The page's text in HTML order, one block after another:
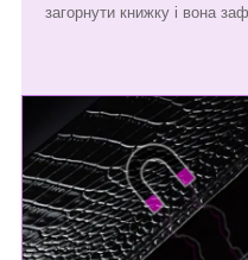
загорнути книжку і вона